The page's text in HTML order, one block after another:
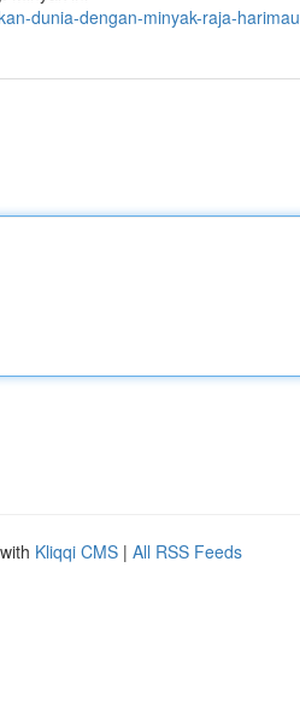
dunia-dengan-minyak-raja-harimau
Kliqqi CMS | All RSS Feeds